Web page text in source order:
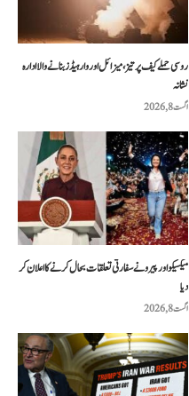
روسی حملے کیف پر تیز، میزائل اور وار ہیڈز بنانے والا ادارہ
نشانہ
اگست 8, 2026
میکسیکو اور پیرو نے سفارتی تعلقات بحال کرنے کا اعلان کر
دیا
اگست 8, 2026